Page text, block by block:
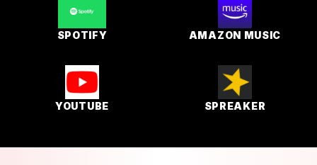
SPOTIFY AMAZON MUSIC
YOUTUBE SPREAKER